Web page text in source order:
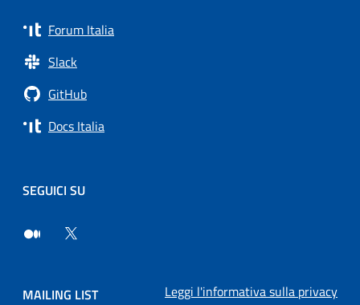
Forum Italia
Slack
GitHub
Docs Italia
SEGUICI SU
MAILING LIST Leggi l'informativa sulla privacy